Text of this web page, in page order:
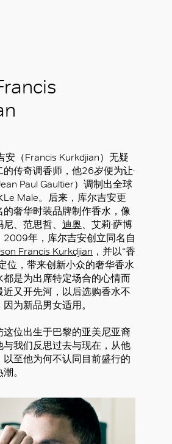
安（Francis Kurkdjian）无疑
传奇调香师，他26岁便为让·
Paul Gaultier）调制出全球
Le Male。后来，库尔吉安更
的奢华时装品牌制作香水，像
、范思哲、 迪奥、艾莉·萨博
2009年，库尔吉安创立同名自
Francis Kurkdjian ，并以“香
位，带来创新小众的奢华香水
都是为出席特定场合的心情而
近又开先河，以后选购香水不
为新品男女适用。
这位出生于巴黎的亚美尼亚裔
与我们反思过去与现在，从他
以至他为何不认同目前盛行的
。